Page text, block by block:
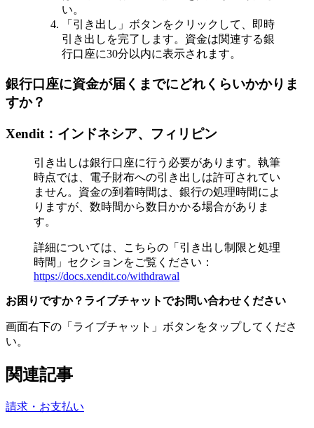
い。
「引き出し」ボタンをクリックして、即時
引き出しを完了します。資金は関連する銀
行口座に30分以内に表示されます。
銀行口座に資金が届くまでにどれくらいかかりま
すか？
Xendit：インドネシア、フィリピン
引き出しは銀行口座に行う必要があります。執筆
時点では、電子財布への引き出しは許可されてい
ません。資金の到着時間は、銀行の処理時間によ
りますが、数時間から数日かかる場合がありま
す。
詳細については、こちらの「引き出し制限と処理
時間」セクションをご覧ください：
https://docs.xendit.co/withdrawal
お困りですか？ライブチャットでお問い合わせください
画面右下の「ライブチャット」ボタンをタップしてくださ
い。
関連記事
請求・お支払い